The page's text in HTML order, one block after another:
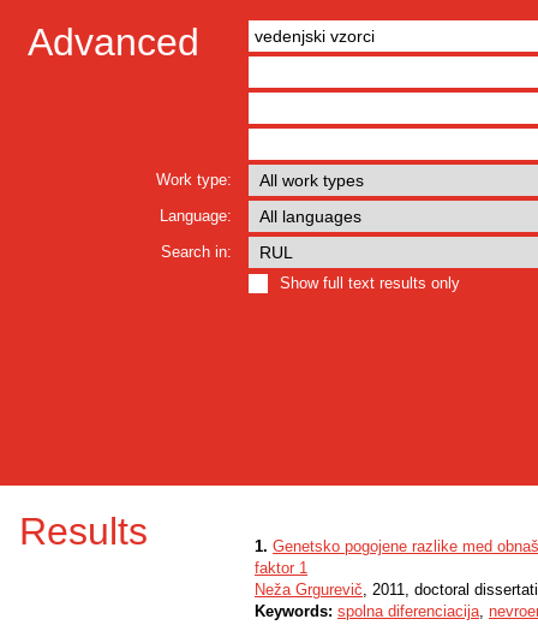
Advanced
Work type:
Language:
Search in:
Show full text results only
Results 1. Genetsko pogojene razlike med
faktor 1
Neža Grgurevič, 2011, doctoral
Keywords: spolna diferenciacija,